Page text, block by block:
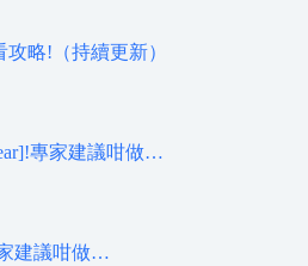
略!（持續更新）
專家建議咁做…
建議咁做…